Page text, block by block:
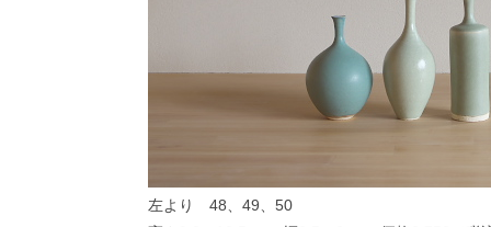
左より 48、49、50